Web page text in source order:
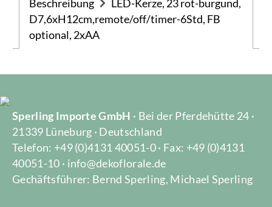
Beschreibung
LED-Kerze, 23 rot-burgund,
D7,6xH12cm,remote/off/timer-6Std, FB
optional, 2xAA
Sperling Importe GmbH · Bei der Pferdehütte 24 ·
21339 Lüneburg · Deutschland
Telefon: +49 (0)4131 40051-0 · Fax: +49 (0)4131
40051-10 · info@dekoflorale.de
Gechäftsführer: Bernd Sperling, Michael Sperling